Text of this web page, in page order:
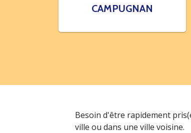
CAMPUGNAN
Besoin d'être rapidement
ville ou dans une ville voisine.